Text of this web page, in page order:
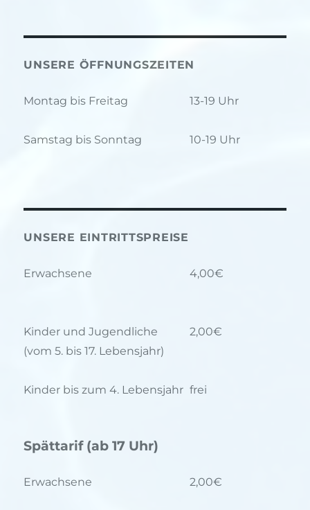
UNSERE ÖFFNUNGSZEITEN
Montag bis Freitag 13-19 Uhr
Samstag bis Sonntag 10-19 Uhr
UNSERE EINTRITTSPREISE
Erwachsene 4,00€
Kinder und Jugendliche
(vom 5. bis 17. Lebensjahr)
2,00€
Kinder bis zum 4. Lebensjahr frei
Spättarif (ab 17 Uhr)
Erwachsene 2,00€